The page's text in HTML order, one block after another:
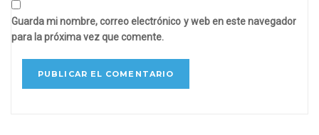
Guarda mi nombre, correo electrónico y web en este navegador
para la próxima vez que comente.